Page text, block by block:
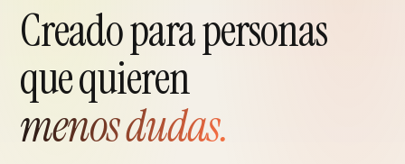
Creado para personas
que quieren
menos dudas.